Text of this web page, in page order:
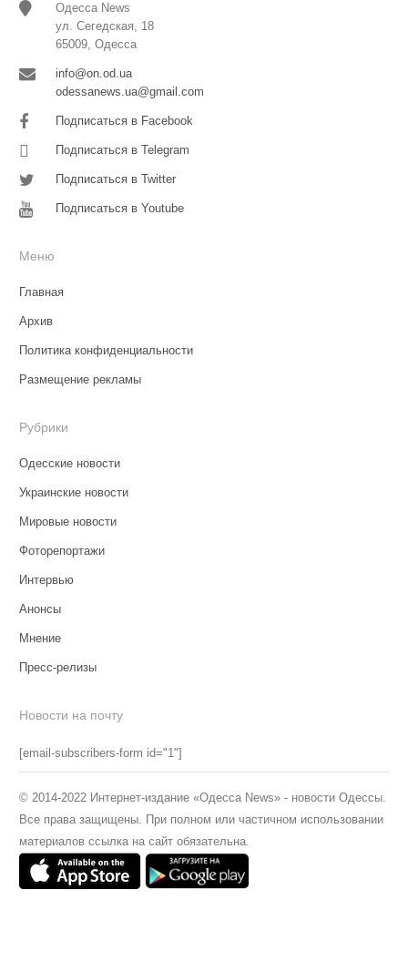
Одесса News
ул. Сегедская, 18
65009, Одесса
info@on.od.ua
odessanews.ua@gmail.com
Подписаться в Facebook
Подписаться в Telegram
Подписаться в Twitter
Подписаться в Youtube
Меню
Главная
Архив
Политика конфиденциальности
Размещение рекламы
Рубрики
Одесские новости
Украинские новости
Мировые новости
Фоторепортажи
Интервью
Анонсы
Мнение
Пресс-релизы
Новости на почту
[email-subscribers-form id="1"]
© 2014-2022 Интернет-издание «Одесса News» - новости Одессы.
Все права защищены. При полном или частичном использовании
материалов ссылка на сайт обязательна.